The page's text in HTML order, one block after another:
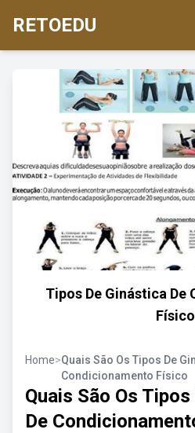
RETOEDU
Tipos De Ginástica
Físico
Home>Quais São Os Tipos De
Condicionamento Físico
Quais São Os
De